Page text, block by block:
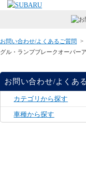
お問い合わせ/よくあるご質問 >
グル・ランプブレークオーバー
お問い合わせ/よくあ
カテゴリから探す
車種から探す